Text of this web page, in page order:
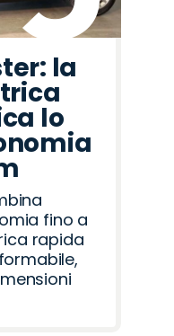
la
lo
fino a
rapida